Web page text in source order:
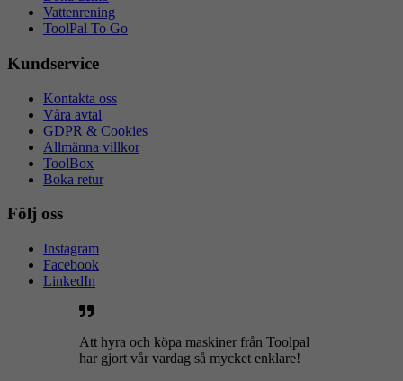
Vattenrening
ToolPal To Go
Kundservice
Kontakta oss
Våra avtal
GDPR & Cookies
Allmänna villkor
ToolBox
Boka retur
Följ oss
Instagram
Facebook
LinkedIn
Att hyra och köpa maskiner från Toolpal
har gjort vår vardag så mycket enklare!